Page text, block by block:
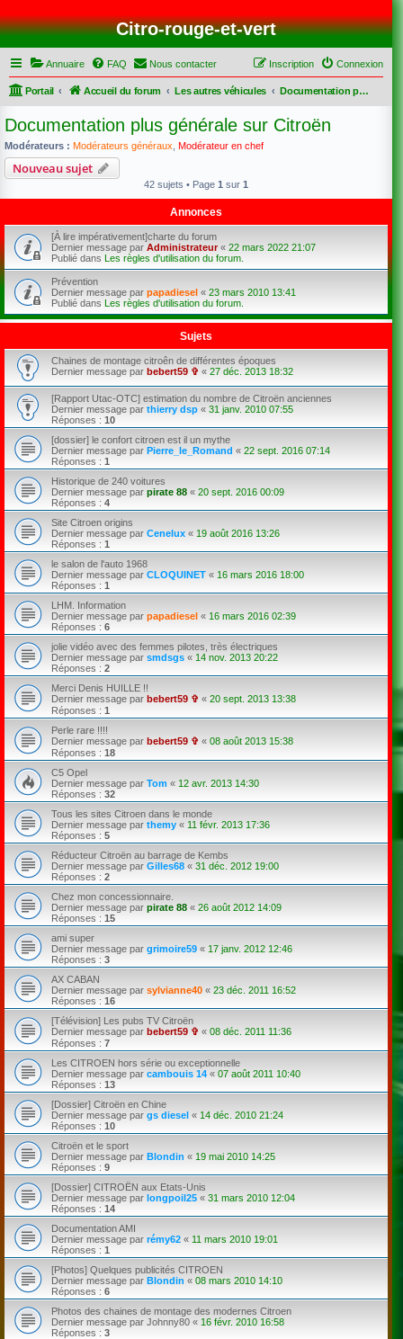
Citro-rouge-et-vert
Annuaire FAQ Nous contacter Connexion
Inscription
Portail Accueil du forum Les autres véhicules Documentation plus générale sur Citroën
Documentation plus générale sur Citroën
Modérateurs : Modérateurs généraux Modérateur en chef
Nouveau sujet
42 sujets • Page 1 sur 1
Annonces
[À lire impérativement]charte du forum
Dernier message par Administrateur« 22 mars 2022 21:07
Publié dans Les règles d'utilisation du forum.
Prévention
Dernier message par papadiesel « 23 mars 2010 13:41
Publié dans Les règles d'utilisation du forum.
Sujets
Chaines de montage citroên de différentes époques
Dernier message par bebert59 ✞ « 27 déc. 2013 18:32
[Rapport Utac-OTC] estimation du nombre de Citroën anciennes
Dernier message par thierry dsp « 31 janv. 2010 07:55
Réponses : 10
[dossier] le confort citroen est il un mythe
Dernier message par Pierre_le_Romand « 22 sept. 2016 07:14
Réponses : 1
Historique de 240 voitures
Dernier message par pirate 88 « 20 sept. 2016 00:09
Réponses : 4
Site Citroen origins
Dernier message par Cenelux « 19 août 2016 13:26
Réponses : 1
le salon de l'auto 1968
Dernier message par CLOQUINET « 16 mars 2016 18:00
Réponses : 1
LHM. Information
Dernier message par papadiesel « 16 mars 2016 02:39
Réponses : 6
jolie vidéo avec des femmes pilotes, très électriques
Dernier message par smdsgs « 14 nov. 2013 20:22
Réponses : 2
Merci Denis HUILLE !!
Dernier message par bebert59 ✞ « 20 sept. 2013 13:38
Réponses : 1
Perle rare !!!!
Dernier message par bebert59 ✞ « 08 août 2013 15:38
Réponses : 18
C5 Opel
Dernier message par Tom « 12 avr. 2013 14:30
Réponses : 32
Tous les sites Citroen dans le monde
Dernier message par themy « 11 févr. 2013 17:36
Réponses : 5
Réducteur Citroën au barrage de Kembs
Dernier message par Gilles68 « 31 déc. 2012 19:00
Réponses : 2
Chez mon concessionnaire.
Dernier message par pirate 88 « 26 août 2012 14:09
Réponses : 15
ami super
Dernier message par grimoire59 « 17 janv. 2012 12:46
Réponses : 3
AX CABAN
Dernier message par sylvianne40 « 23 déc. 2011 16:52
Réponses : 16
[Télévision] Les pubs TV Citroën
Dernier message par bebert59 ✞ « 08 déc. 2011 11:36
Réponses : 7
Les CITROEN hors série ou exceptionnelle
Dernier message par cambouis 14 « 07 août 2011 10:40
Réponses : 13
[Dossier] Citroën en Chine
Dernier message par gs diesel « 14 déc. 2010 21:24
Réponses : 10
Citroën et le sport
Dernier message par Blondin « 19 mai 2010 14:25
Réponses : 9
[Dossier] CITROËN aux Etats-Unis
Dernier message par longpoil25 « 31 mars 2010 12:04
Réponses : 14
Documentation AMI
Dernier message par rémy62 « 11 mars 2010 19:01
Réponses : 1
[Photos] Quelques publicités CITROEN
Dernier message par Blondin « 08 mars 2010 14:10
Réponses : 6
Photos des chaines de montage des modernes Citroen
Dernier message par Johnny80 « 16 févr. 2010 16:58
Réponses : 3